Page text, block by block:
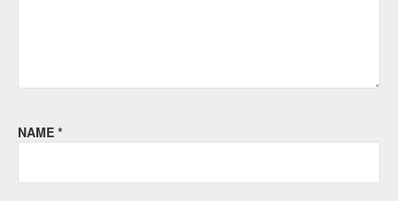
NAME *